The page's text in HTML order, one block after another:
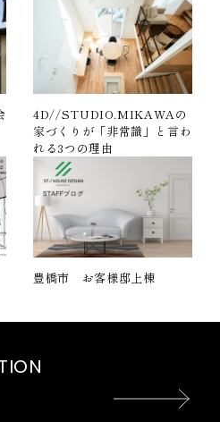
4D//STUDIO.MIKAWAの
家づくりが「非常識」と言わ
れる3つの理由
豊橋市 お客様邸上棟